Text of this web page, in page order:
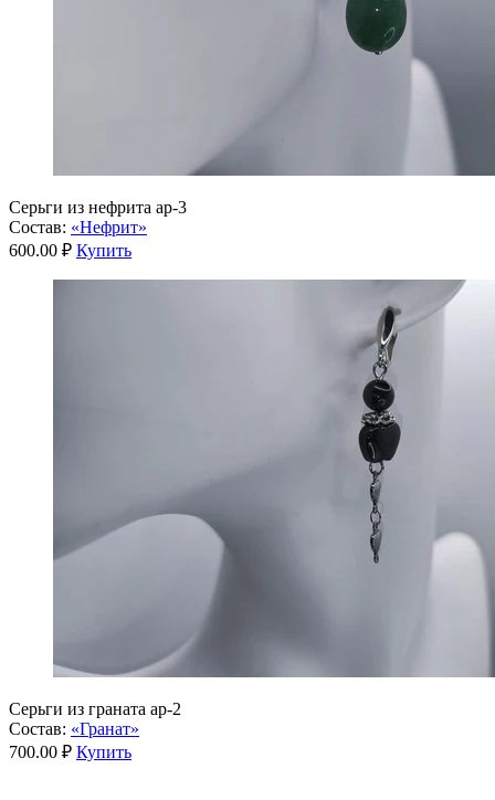
Серьги из нефрита ар-3
Состав: «Нефрит»
600.00 ₽ Купить
Серьги из граната ар-2
Состав: «Гранат»
700.00 ₽ Купить